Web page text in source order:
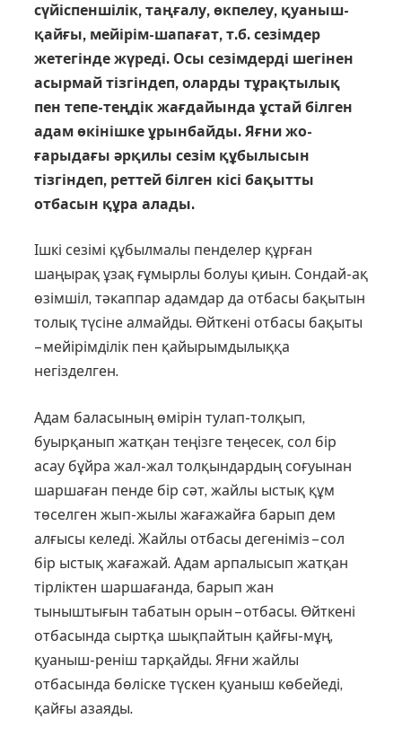
сүйіспеншілік, таңғалу, өкпелеу, қуаныш-
қайғы, мейірім-шапағат, т.б. сезімдер
жетегінде жүреді. Осы сезімдерді шегінен
асырмай тізгіндеп, оларды тұрақты­лық
пен тепе-теңдік жағдайында ұстай біл­ген
адам өкінішке ұрынбайды. Яғни жо­
ғарыдағы әрқилы сезім құбылысын
тізгіндеп, реттей білген кісі бақытты
отбасын құра алады.
Ішкі сезімі құбылмалы пенделер құрған
шаңырақ ұзақ ғұмырлы болуы қиын. Сондай-ақ
өзімшіл, тәкаппар адамдар да отбасы бақытын
толық түсіне алмайды. Өйт­кені отбасы бақыты
– мейірімділік пен қайырымдылыққа
негізделген.
Адам баласының өмірін тулап-толқып,
буырқанып жатқан теңізге теңесек, сол бір
асау бұйра жал-жал толқындардың соғуынан
шаршаған пенде бір сәт, жайлы ыстық құм
төселген жып-жылы жағажайға барып дем
алғысы келеді. Жайлы отбасы дегеніміз – сол
бір ыстық жағажай. Адам арпалысып жатқан
тірліктен шаршағанда, барып жан
тыныштығын табатын орын – отбасы. Өйткені
отбасында сыртқа шықпайтын қайғы-мұң,
қуаныш-реніш тарқайды. Яғни жайлы
отбасында бөліске түскен қуаныш көбейеді,
қайғы азаяды.